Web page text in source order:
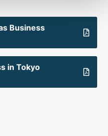
Business
in Tokyo